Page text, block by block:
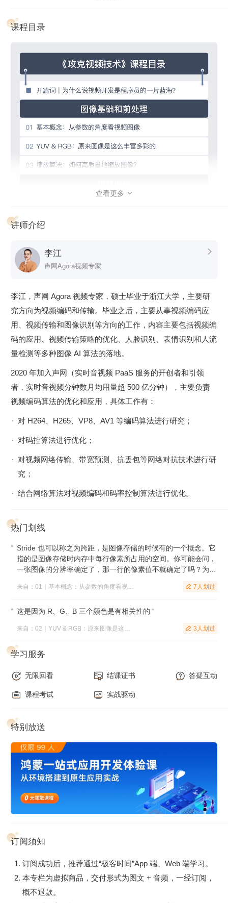
何在保持高画质的情况下，尽量减少视频文件的大小，是很
网络状况下实现超低延时、降低卡顿率是一个非常难的问
题；
视频会议则需要你十分熟悉 RTC 和转码合流服务等技术，
几十上百人的大型视频会议，如何保证流畅度、卡顿率、画
到很多信号处理和 AI 技术；视频的编码算法，则会涉及到信
拥塞控制算法……所以，目前市面上系统讲解视频的书籍和课
基于此，我们邀请到了声网 Agora 视频专家李江老师联合开
梳理、问题复盘的方式交付给你，重点就包括视频底层原理解
析和工程中遇到的实际问题。学习之后，你将对视频处理全链
课程设计
整个专栏共分为以下四个部分：
图像基础和前处理：从视频和图像的基本概念讲起，陆续延伸
到视频的颜色空间，尤其是 YUV 颜色空间，这是视频技术中
非常重要的基础知识，同时也是很多视频工程师的学习难点。
之后会讨论工程上常用的图像缩放算法及其原理。打好基础，
后面事半功倍。
视频编码：
主要讲解在视频技术中占据重要地位的视频编码技
术，重点学习编码算法的底层原理和具体算法的实现，让你在
H264 码流是视频开发中的必学，所以这里也会和你讨论它的
结构以及相关工程问题。深入原理，才能快速实践。
视频传输和网络对抗：以实践为主，讲解具体的视频传输和弱
何在有限的带宽情况下控制好编码器的码率和发送包的速度。
卡顿”，并介绍一下视频会议中的常用技术 SVC。
视频封装和播放：介绍常用的视频封装技术，并解决视频工程
难题：音视频同步。
课程目录
查看更多 
讲师介绍
李江
声网Agora视频专家

李江，声网 Agora 视频专家，硕士毕业于浙江大学，主要研
究方向为视频编码和传输。毕业之后，主要从事视频编码应
用、视频传输和图像识别等方向的工作，内容主要包括视频编
码的应用、视频传输策略的优化、人脸识别、表情识别和人流
量检测等多种图像 AI 算法的落地。
2020 年加入声网（实时音视频 PaaS 服务的开创者和引领
者，实时音视频分钟数月均用量超 500 亿分钟），主要负责
视频编码算法的优化和应用，具体工作有：
对 H264、H265、VP8、AV1 等编码算法进行研究；
对码控算法进行优化；
对视频网络传输、带宽预测、抗丢包等网络对抗技术进行研
究；
结合网络算法对视频编码和码率控制算法进行优化。
热门划线
Stride 也可以称之为跨距，是图像存储的时候有的一个概念。它
指的是图像存储时内存中每行像素所占用的空间。你可能会问，
一张图像的分辨率确定了，那一行的像素值不就确定了吗？为什
我们一般会对内存中的图像实现内存对齐，比如 16 字节对
 7人划过
这是因为 R、G、B 三个颜色是有相关性的 ”
 3人划过
学习服务
无限回看 结课证书 答疑互动
课程考试 实战驱动
特别放送
订阅须知
订阅成功后，推荐通过“极客时间”App 端、Web 端学习。
本专栏为虚拟商品，交付形式为图文 + 音频，一经订阅，
概不退款。